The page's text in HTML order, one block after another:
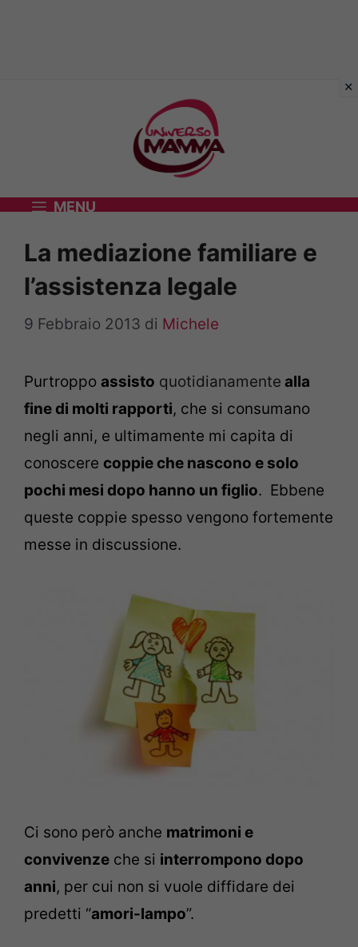
MENU
La mediazione familiare e
l’assistenza legale
9 Febbraio 2013 di Michele
Purtroppo assisto quotidianamente alla
fine di molti rapporti, che si consumano
negli anni, e ultimamente mi capita di
conoscere coppie che nascono e solo
pochi mesi dopo hanno un figlio. Ebbene
queste coppie spesso vengono fortemente
messe in discussione.
Ci sono però anche matrimoni e
convivenze che si interrompono dopo
anni, per cui non si vuole diffidare dei
predetti “amori-lampo”.